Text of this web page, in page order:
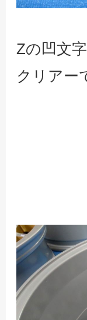
Zの凹文
クリアー